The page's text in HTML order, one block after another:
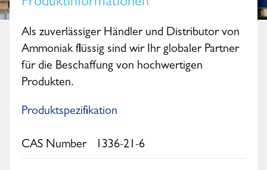
Produktinformationen
Als zuverlässiger Händler und Distributor von
Ammoniak flüssig sind wir Ihr globaler Partner
für die Beschaffung von hochwertigen
Produkten.
Produktspezifikation
CAS Number 1336-21-6